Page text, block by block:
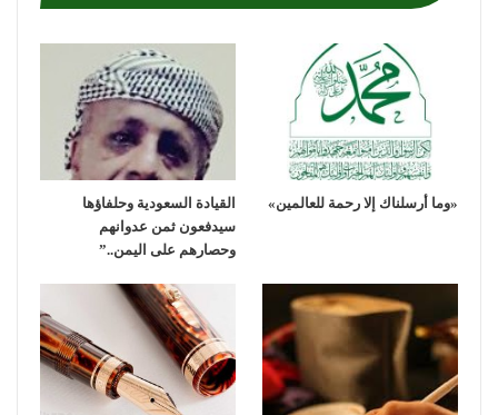
«وما أرسلناك إلا رحمة للعالمين»
القيادة السعودية وحلفاؤها
سيدفعون ثمن عدوانهم
وحصارهم على اليمن..”